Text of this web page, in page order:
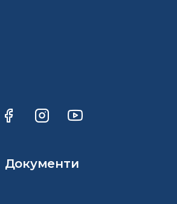
Документи